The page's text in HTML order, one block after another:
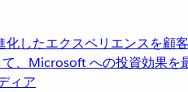
したエクスペリエンスを顧
、Microsoft への投資効果を
ィア